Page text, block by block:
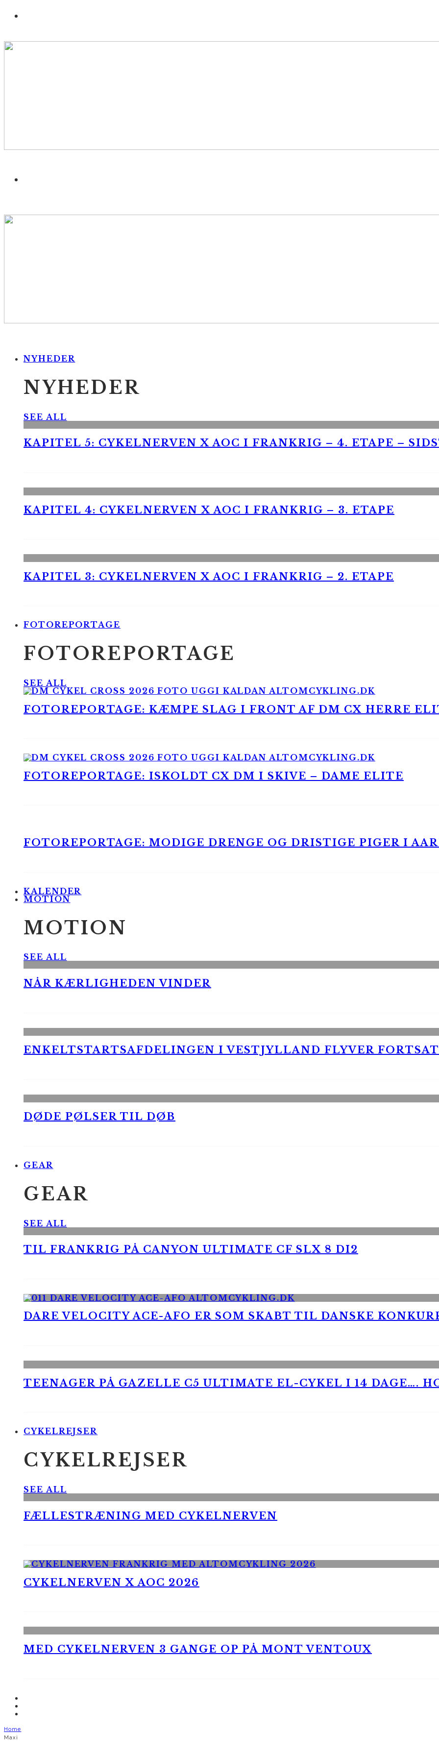
NYHEDER
NYHEDER
SEE ALL
KAPITEL 5: CYKELNERVEN X AOC I FRANKRIG – 4. ETAPE –
KAPITEL 4: CYKELNERVEN X AOC I FRANKRIG – 3. ETAPE
KAPITEL 3: CYKELNERVEN X AOC I FRANKRIG – 2. ETAPE
FOTOREPORTAGE
FOTOREPORTAGE
SEE ALL
FOTOREPORTAGE: KÆMPE SLAG I FRONT AF DM CX HERRE
FOTOREPORTAGE: ISKOLDT CX DM I SKIVE – DAME ELITE
FOTOREPORTAGE: MODIGE DRENGE OG DRISTIGE PIGER I
KALENDER
MOTION
MOTION
SEE ALL
NÅR KÆRLIGHEDEN VINDER
ENKELTSTARTSAFDELINGEN I VESTJYLLAND FLYVER
DØDE PØLSER TIL DØB
GEAR
GEAR
SEE ALL
TIL FRANKRIG PÅ CANYON ULTIMATE CF SLX 8 DI2
DARE VELOCITY ACE-AFO ER SOM SKABT TIL DANSKE
TEENAGER PÅ GAZELLE C5 ULTIMATE EL-CYKEL I 14 DAGE….
CYKELREJSER
CYKELREJSER
SEE ALL
FÆLLESTRÆNING MED CYKELNERVEN
CYKELNERVEN X AOC 2026
MED CYKELNERVEN 3 GANGE OP PÅ MONT VENTOUX
Home
Maxi